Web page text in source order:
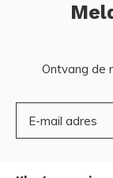
Ontvang de